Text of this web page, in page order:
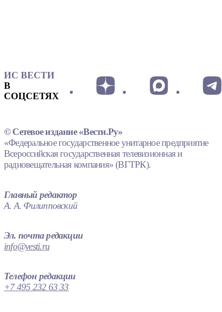
ИС ВЕСТИ
В
СОЦСЕТЯХ
© Сетевое издание «Вести.Ру»
«Федеральное государственное унитарное предприятие
Всероссийская государственная телевизионная и
радиовещательная компания» (ВГТРК).
Главный редактор
А. А. Филипповский
Эл. почта редакции
info@vesti.ru
Телефон редакции
+7 495 232 63 33